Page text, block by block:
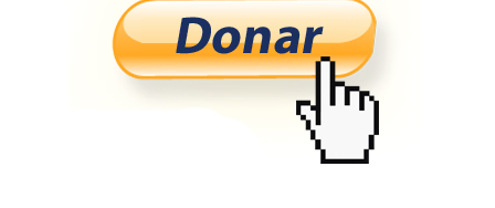
er a
m
dI
n
p
ar
tir